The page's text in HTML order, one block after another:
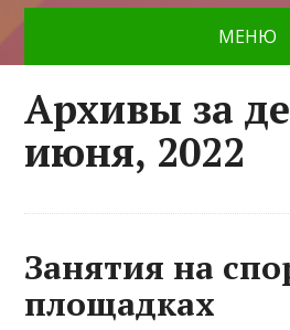
МЕНЮ
Архивы за
июня, 2022
Занятия на
площадках